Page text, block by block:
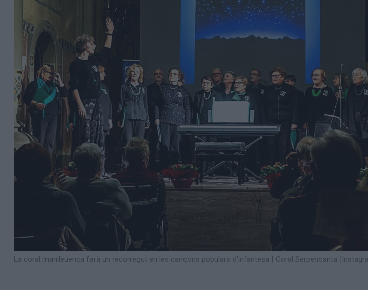
La coral manlleuenca farà un recorregut en les cançons populars d'infantesa | Coral Serpencanta